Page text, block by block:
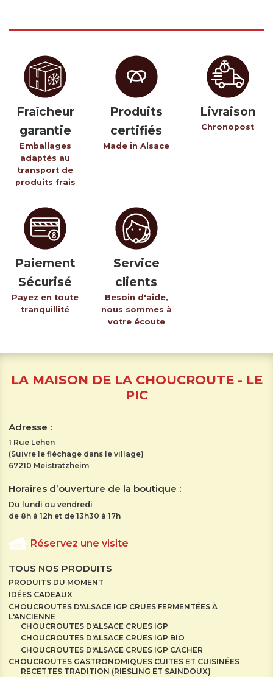
Inscrivez-vous à notre newsletter gourmande
Fraîcheur
garantie
Emballages
adaptés au
transport de
produits frais
Produits
certifiés
Made in Alsace
Livraison
Chronopost
Paiement
Sécurisé
Payez en toute
tranquillité
Service
clients
Besoin d'aide,
nous sommes à
votre écoute
LA MAISON DE LA CHOUCROUTE - LE
PIC
Adresse :
1 Rue Lehen
(Suivre le fléchage dans le village)
67210 Meistratzheim
Horaires d’ouverture de la boutique :
Du lundi ou vendredi
de 8h à 12h et de 13h30 à 17h
Réservez une visite
TOUS NOS PRODUITS
PRODUITS DU MOMENT
IDÉES CADEAUX
CHOUCROUTES D'ALSACE IGP CRUES FERMENTÉES À
L'ANCIENNE
CHOUCROUTES D'ALSACE CRUES IGP
CHOUCROUTES D'ALSACE CRUES IGP BIO
CHOUCROUTES D'ALSACE CRUES IGP CACHER
CHOUCROUTES GASTRONOMIQUES CUITES ET CUISINÉES
RECETTES TRADITION (RIESLING ET SAINDOUX)